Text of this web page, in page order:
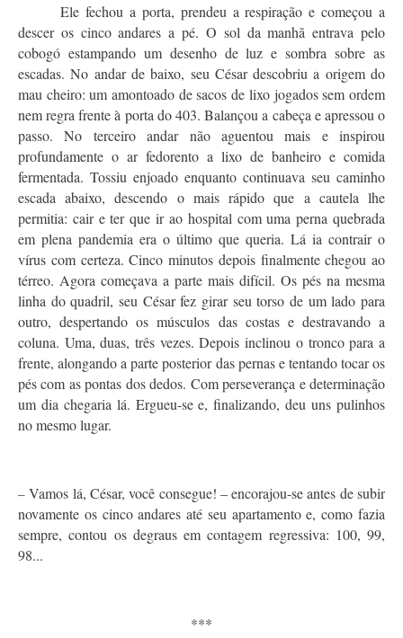
Ele fechou a porta, prendeu a respiração e começou a
descer os cinco andares a pé. O sol da manhã entrava pelo
cobogó estampando um desenho de luz e sombra sobre as
escadas. No andar de baixo, seu César descobriu a origem do
mau cheiro: um amontoado de sacos de lixo jogados sem ordem
nem regra frente à porta do 403. Balançou a cabeça e apressou o
passo. No terceiro andar não aguentou mais e inspirou
profundamente o ar fedorento a lixo de banheiro e comida
fermentada. Tossiu enjoado enquanto continuava seu caminho
escada abaixo, descendo o mais rápido que a cautela lhe
permitia: cair e ter que ir ao hospital com uma perna quebrada
em plena pandemia era o último que queria. Lá ia contrair o
vírus com certeza. Cinco minutos depois finalmente chegou ao
térreo. Agora começava a parte mais difícil. Os pés na mesma
linha do quadril, seu César fez girar seu torso de um lado para
outro, despertando os músculos das costas e destravando a
coluna. Uma, duas, três vezes. Depois inclinou o tronco para a
frente, alongando a parte posterior das pernas e tentando tocar os
pés com as pontas dos dedos. Com perseverança e determinação
um dia chegaria lá. Ergueu-se e, finalizando, deu uns pulinhos
no mesmo lugar.
–Vamos lá, César, você consegue! – encorajou-se antes de subir
novamente os cinco andares até seu apartamento e, como fazia
sempre, contou os degraus em contagem regressiva: 100, 99,
98...
***